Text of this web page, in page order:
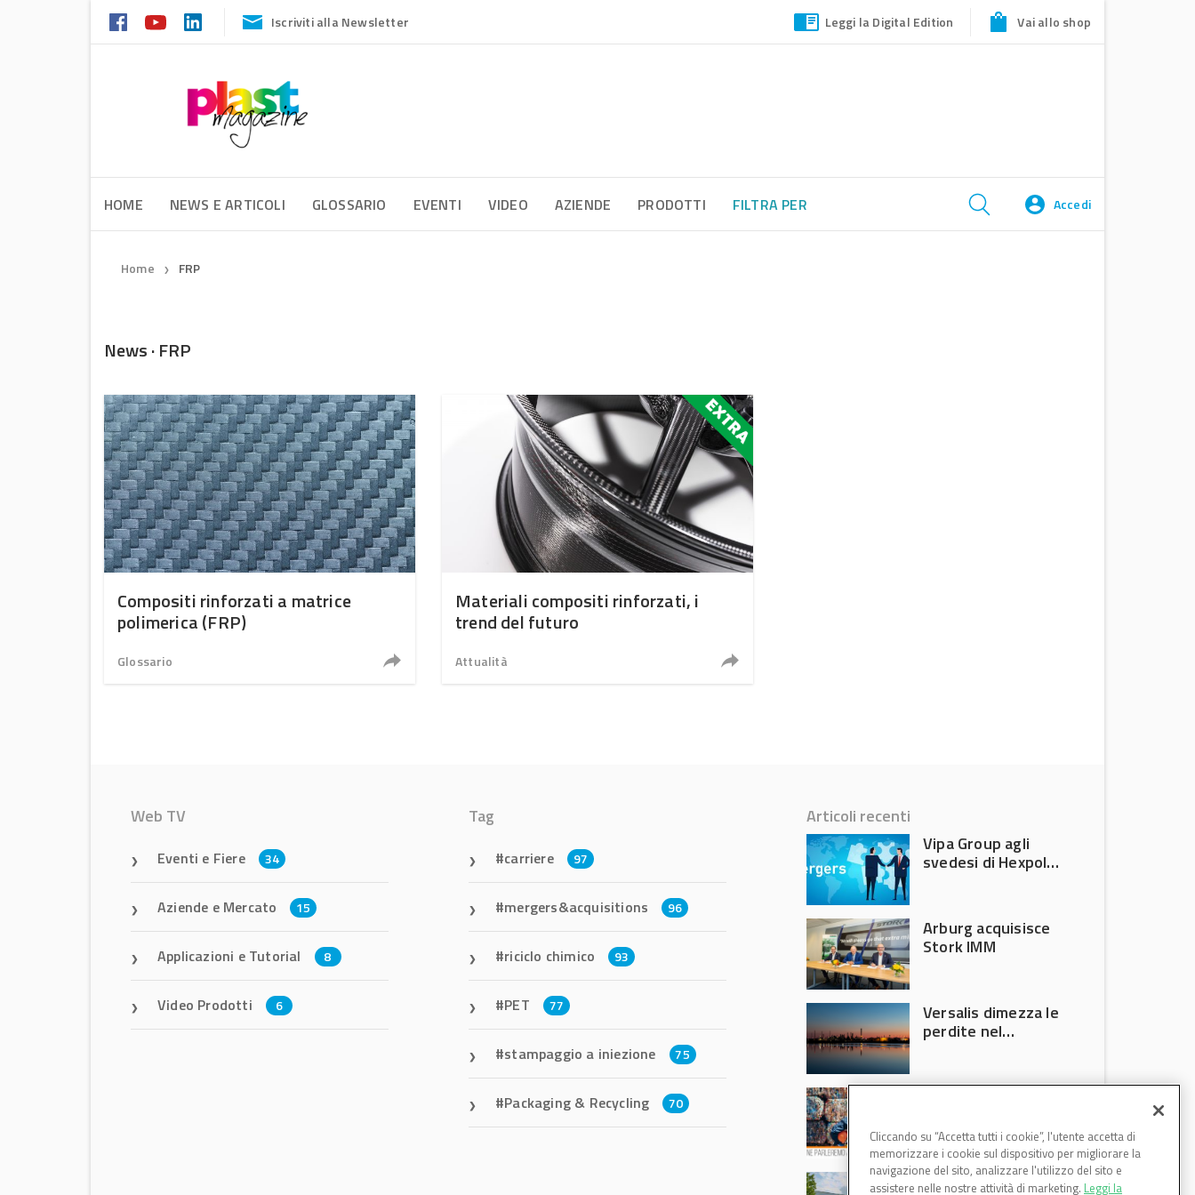
Iscriviti alla Newsletter Leggi la Digital Edition Vai allo shop
HOME NEWS E ARTICOLI GLOSSARIO EVENTI VIDEO AZIENDE PRODOTTI FILTRA PER Accedi
Home ❯ FRP
News · FRP
Compositi rinforzati a matrice
polimerica (FRP)
Glossario
Materiali compositi rinforzati, i
trend del futuro
Attualità
Web TV
Eventi e Fiere 34
Aziende e Mercato 15
Applicazioni e Tutorial 8
Video Prodotti 6
Tag
carriere 97
mergers&acquisitions 96
riciclo chimico 93
PET 77
stampaggio a iniezione 75
Packaging & Recycling 70
Articoli recenti
Vipa Group agli
svedesi di Hexpol
Arburg acquisisce
Stork IMM
Versalis dimezza le
perdite nel
chiedono
intervento del
Governo
Basf Italia cresce
Cliccando su “Accetta tutti i cookie”, l'utente accetta di
memorizzare i cookie sul dispositivo per migliorare la
navigazione del sito, analizzare l'utilizzo del sito e
assistere nelle nostre attività di marketing. Leggi la